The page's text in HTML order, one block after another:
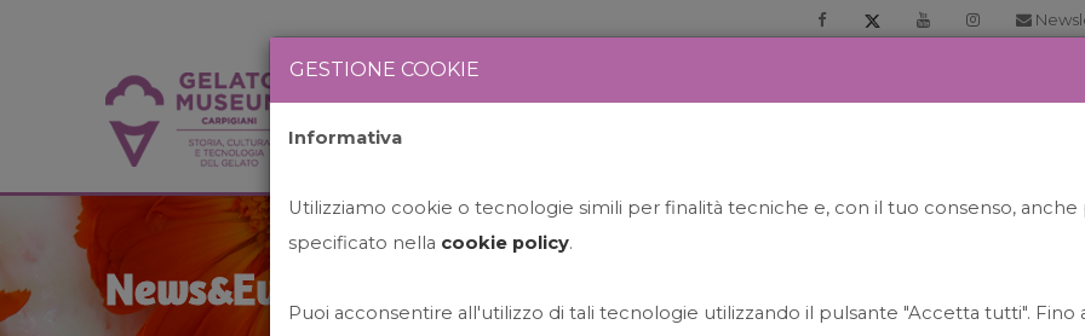
News&Events
GESTIONE COOKIE
Informativa
Utilizziamo cookie o tecnologie simili per finalità tecniche e, con il tuo consenso,
specificato nella cookie policy.
Puoi acconsentire all'utilizzo di tali tecnologie utilizzando il pulsante "Accetta tutti". Fino